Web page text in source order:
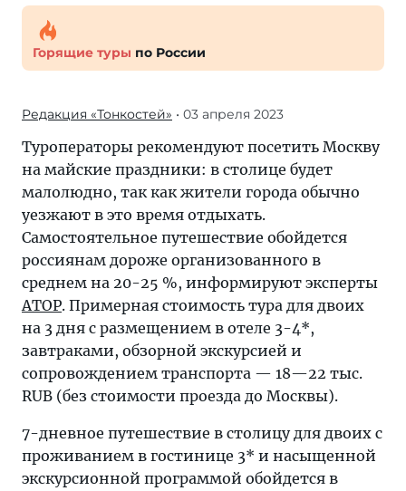
Горящие туры по России
Редакция «Тонкостей» • 03 апреля 2023
Туроператоры рекомендуют посетить Москву
на майские праздники: в столице будет
малолюдно, так как жители города обычно
уезжают в это время отдыхать.
Самостоятельное путешествие обойдется
россиянам дороже организованного в
среднем на 20-25 %, информируют эксперты
АТОР. Примерная стоимость тура для двоих
на 3 дня с размещением в отеле 3-4*,
завтраками, обзорной экскурсией и
сопровождением транспорта — 18—22 тыс.
RUB (без стоимости проезда до Москвы).
7-дневное путешествие в столицу для двоих с
проживанием в гостинице 3* и насыщенной
экскурсионной программой обойдется в